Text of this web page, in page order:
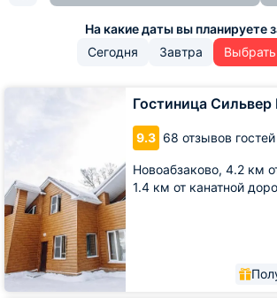
Сегодня Завтра
Гостиница Сильвер
9.3 68 отзывов гостей
Новоабзаково, 4.2 км
1.4 км от канатной